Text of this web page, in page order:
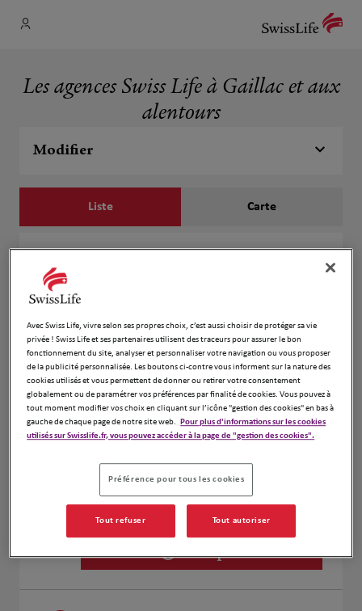
Les agences Swiss Life à Gaillac et aux
alentours
Modifier
Liste Carte
1
18.74
Numéro
Voir plus
Harmonie DESCAMPS
4 Rue Croix Verte
81000 Albi
Fermé aujourd'hui
Numéro
Voir plus
Avec Swiss Life, vivre selon ses propres choix, c’est aussi choisir de protéger sa vie
privée ! Swiss Life et ses partenaires utilisent des traceurs pour assurer le bon
fonctionnement du site, analyser et personnaliser votre navigation ou vous proposer
de la publicité personnalisée. Les boutons ci-contre vous informent sur la nature des
cookies utilisés et vous permettent de donner ou retirer votre consentement
globalement ou de paramétrer vos préférences par finalité de cookies. Vous pouvez à
tout moment modifier vos choix en cliquant sur l’icône "gestion des cookies" en bas à
gauche de chaque page de notre site web. Pour plus d'informations sur les cookies
utilisés sur Swisslife.fr, vous pouvez accéder à la page de "gestion des cookies".
Préférence pour tous les cookies
Tout refuser Tout autoriser